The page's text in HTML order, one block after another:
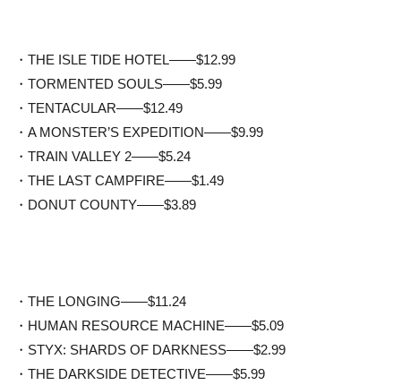
・THE ISLE TIDE HOTEL——$12.99
・TORMENTED SOULS——$5.99
・TENTACULAR——$12.49
・A MONSTER’S EXPEDITION——$9.99
・TRAIN VALLEY 2——$5.24
・THE LAST CAMPFIRE——$1.49
・DONUT COUNTY——$3.89
・THE LONGING——$11.24
・HUMAN RESOURCE MACHINE——$5.09
・STYX: SHARDS OF DARKNESS——$2.99
・THE DARKSIDE DETECTIVE——$5.99